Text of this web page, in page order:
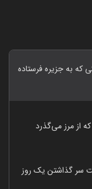
۱ - پزشکی که به جزیره فرستاده
۳ - پشت سر گذاشتن یک روز